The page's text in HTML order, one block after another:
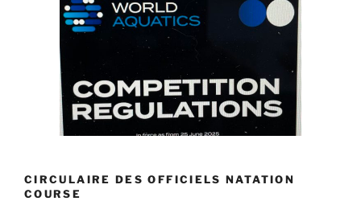
CIRCULAIRE DES OFFICIELS NATATION
COURSE